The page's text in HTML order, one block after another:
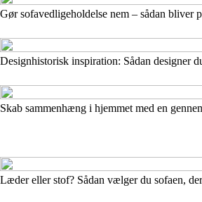
Gør sofavedligeholdelse nem – sådan bliver
Designhistorisk inspiration: Sådan designer
Skab sammenhæng i hjemmet med en
Læder eller stof? Sådan vælger du sofaen,